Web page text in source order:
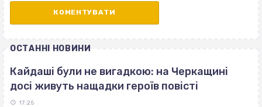
ОСТАННІ НОВИНИ
Кайдаші були не вигадкою: на Черкащині
досі живуть нащадки героїв повісті
17:25